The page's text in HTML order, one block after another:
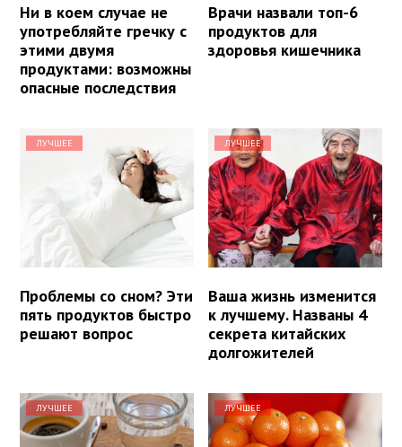
Ни в коем случае не
употребляйте гречку с
этими двумя
продуктами: возможны
опасные последствия
Врачи назвали топ-6
продуктов для
здоровья кишечника
ЛУЧШЕЕ
Проблемы со сном? Эти
пять продуктов быстро
решают вопрос
ЛУЧШЕЕ
Ваша жизнь изменится
к лучшему. Названы 4
секрета китайских
долгожителей
ЛУЧШЕЕ ЛУЧШЕЕ